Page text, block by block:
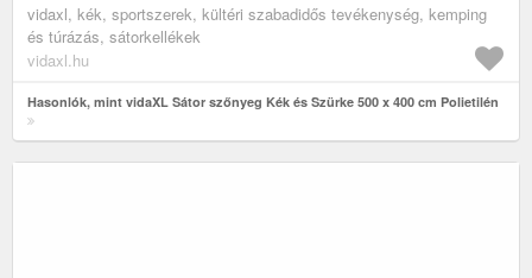
vidaxl, kék, sportszerek, kültéri szabadidős tevékenység, kemping
és túrázás, sátorkellékek
vidaxl.hu
Hasonlók, mint vidaXL Sátor szőnyeg Kék és Szürke 500 x 400 cm Polietilén